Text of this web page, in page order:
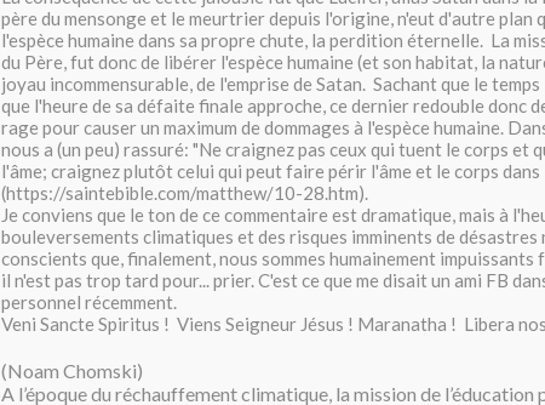
père du mensonge et le meurtrier depuis l'origine, n'eut d'autre plan
l'espèce humaine dans sa propre chute, la perdition éternelle. La
du Père, fut donc de libérer l'espèce humaine (et son habitat, la
joyau incommensurable, de l'emprise de Satan. Sachant que le
que l'heure de sa défaite finale approche, ce dernier redouble donc
rage pour causer un maximum de dommages à l'espèce humaine.
nous a (un peu) rassuré: "Ne craignez pas ceux qui tuent le corps et
l'âme; craignez plutôt celui qui peut faire périr l'âme et le corps dans
(https://saintebible.com/matthew/10-28.htm).
Je conviens que le ton de ce commentaire est dramatique, mais à
bouleversements climatiques et des risques imminents de désastres
conscients que, finalement, nous sommes humainement impuissants
il n'est pas trop tard pour... prier. C'est ce que me disait un ami FB
personnel récemment.
Veni Sancte Spiritus ! Viens Seigneur Jésus ! Maranatha ! Libera
(Noam Chomski)
A l’époque du réchauffement climatique, la mission de l’éducation